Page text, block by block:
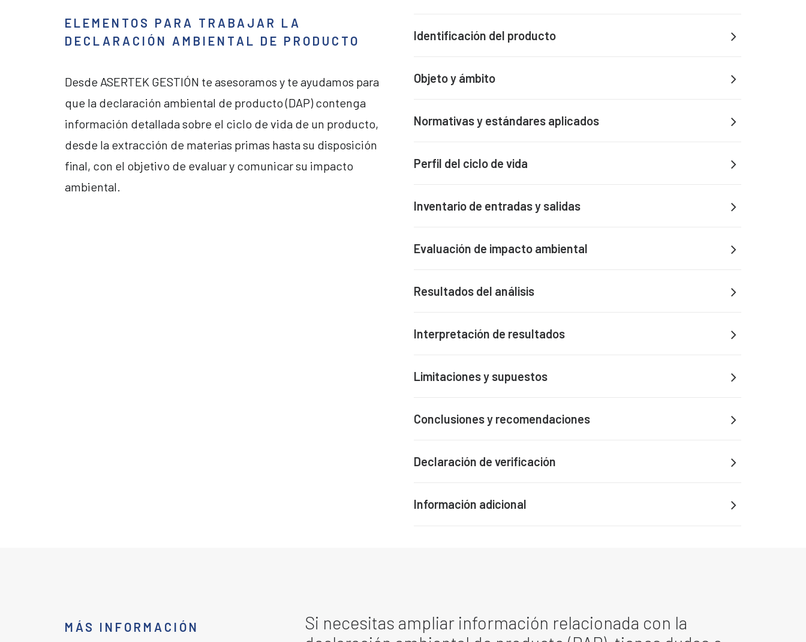
ELEMENTOS PARA TRABAJAR LA
DECLARACIÓN AMBIENTAL DE PRODUCTO
Desde ASERTEK GESTIÓN te asesoramos y te ayudamos para
que la declaración ambiental de producto (DAP) contenga
información detallada sobre el ciclo de vida de un producto,
desde la extracción de materias primas hasta su disposición
final, con el objetivo de evaluar y comunicar su impacto
ambiental.
Identificación del producto
Objeto y ámbito
Normativas y estándares aplicados
Perfil del ciclo de vida
Inventario de entradas y salidas
Evaluación de impacto ambiental
Resultados del análisis
Interpretación de resultados
Limitaciones y supuestos
Conclusiones y recomendaciones
Declaración de verificación
Información adicional
MÁS INFORMACIÓN
Si necesitas ampliar información relacionada con la